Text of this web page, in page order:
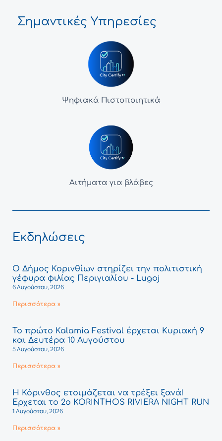
Σημαντικές Υπηρεσίες
Ψηφιακά Πιστοποιητικά
Αιτήματα για βλάβες
Εκδηλώσεις
Ο Δήμος Κορινθίων στηρίζει την πολιτιστική
γέφυρα φιλίας Περιγιαλίου - Lugoj
6 Αυγούστου, 2026
Περισσότερα »
Το πρώτο Kalamia Festival έρχεται Κυριακή 9
και Δευτέρα 10 Αυγούστου
5 Αυγούστου, 2026
Περισσότερα »
Η Κόρινθος ετοιμάζεται να τρέξει ξανά!
Έρχεται το 2ο KORINTHOS RIVIERA NIGHT RUN
1 Αυγούστου, 2026
Περισσότερα »